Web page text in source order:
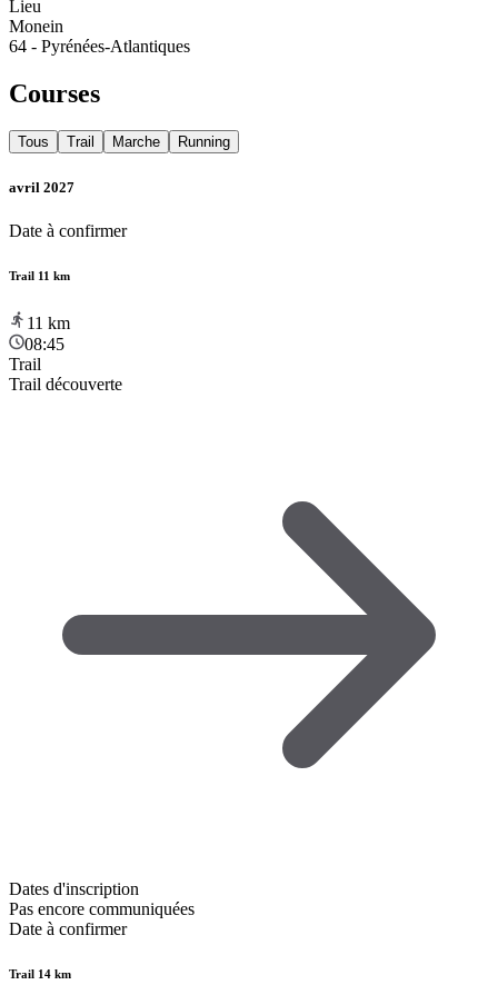
Lieu
Monein
64 - Pyrénées-Atlantiques
Courses
Tous Trail Marche Running
avril 2027
Date à confirmer
Trail 11 km
11 km
08:45
Trail
Trail découverte
Dates d'inscription
Pas encore communiquées
Date à confirmer
Trail 14 km